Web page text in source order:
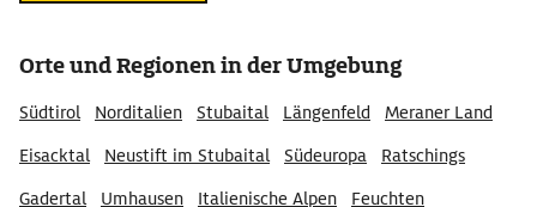
Orte und Regionen in der Umgebung
Südtirol Norditalien Stubaital Längenfeld
Meraner Land
Eisacktal
Neustift im Stubaital Südeuropa
Ratschings
Gadertal
Umhausen Italienische Alpen Feuchten